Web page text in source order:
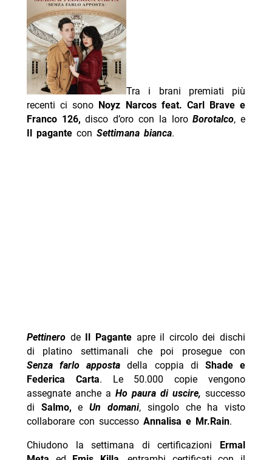
Tra i brani premiati più
recenti ci sono Noyz Narcos feat. Carl Brave e
Franco 126,disco d’oro con la loroBorotalco, e
Il pagante con Settimana bianca.
Pettinero de Il Pagante apre il circolo dei dischi
di platino settimanali che poi prosegue con
Senza farlo appostadella coppia di Shade e
Federica Carta. Le 50.000 copie vengono
assegnate anche a Ho paura di uscire,successo
di Salmo,eUn domani, singolo che ha visto
collaborare con successo Annalisa e Mr.Rain.
Chiudono la settimana di certificazioni Ermal